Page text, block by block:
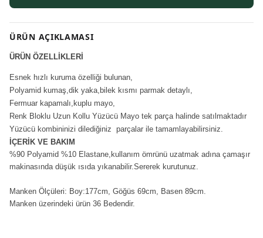
ÜRÜN AÇIKLAMASI
ÜRÜN ÖZELLİKLERİ
Esnek hızlı kuruma özelliği bulunan,
Polyamid kumaş,dik yaka,bilek kısmı parmak detaylı,
Fermuar kapamalı,kuplu mayo,
Renk Bloklu Uzun Kollu Yüzücü Mayo tek parça halinde satılmaktadır
Yüzücü kombininizi dilediğiniz parçalar ile tamamlayabilirsiniz.
İÇERİK VE BAKIM
%90 Polyamid %10 Elastane,kullanım ömrünü uzatmak adına çamaşır
makinasında düşük ısıda yıkanabilir.Sererek kurutunuz.
Manken Ölçüleri: Boy:177cm, Göğüs 69cm, Basen 89cm.
Manken üzerindeki ürün 36 Bedendir.